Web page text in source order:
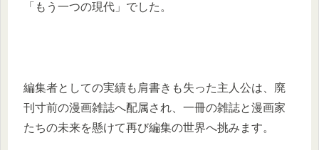
「もう一つの現代」でした。
編集者としての実績も肩書きも失った主人公は、廃
刊寸前の漫画雑誌へ配属され、一冊の雑誌と漫画家
たちの未来を懸けて再び編集の世界へ挑みます。